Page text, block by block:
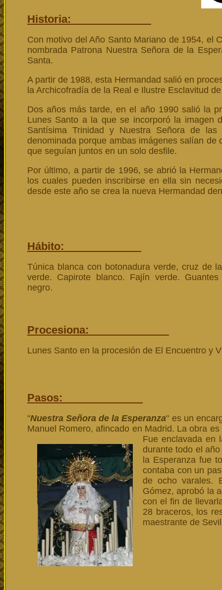
Historia:
Con motivo del Año Santo Mariano de 1954, el
nombrada Patrona Nuestra Señora de la
Santa.
A partir de 1988, esta Hermandad salió en
la Archicofradía de la Real e Ilustre Esclavitud
Dos años más tarde, en el año 1990 salió la
Lunes Santo a la que se incorporó la imagen
Santísima Trinidad y Nuestra Señora de
denominada porque ambas imágenes salían
que seguían juntos en un solo desfile.
Por último, a partir de 1996, se abrió la
los cuales pueden inscribirse en ella sin
desde este año se crea la nueva Hermandad
Hábito:
Túnica blanca con botonadura verde, cruz de
verde. Capirote blanco. Fajín verde.
negro.
Procesiona:
Lunes Santo en la procesión de El Encuentro y
Pasos:
"Nuestra Señora de la Esperanza" es un
Manuel Romero, afincado en Madrid. La obra
Fue enclavada en
durante todo el
la Esperanza fue
contaba con un
de ocho varales.
Gómez, aprobó la
con el fin de
28 braceros, los
maestrante de